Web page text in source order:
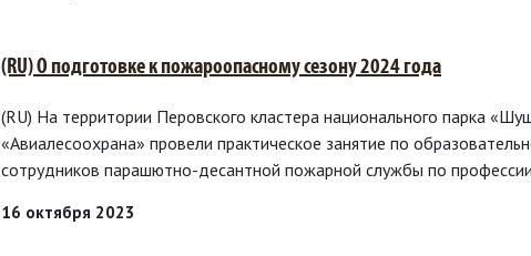
(RU) О подготовке к пожароопасному сезону 2024 года
(RU) На территории Перовского кластера национального парка
«Авиалесоохрана» провели практическое занятие по
сотрудников парашютно-десантной пожарной службы по
16 октября 2023